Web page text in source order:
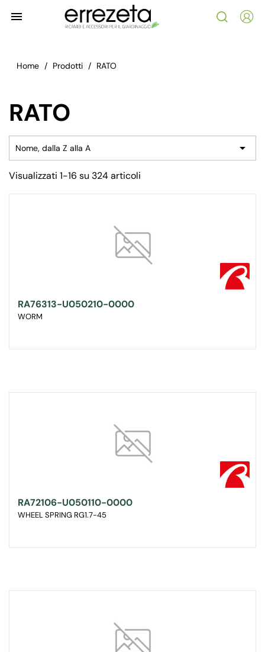

Home Prodotti RATO
RATO
Nome, dalla Z alla A 
Visualizzati 1-16 su 324 articoli
RA76313-U050210-0000
WORM
RA72106-U050110-0000
WHEEL SPRING RG1.7-45